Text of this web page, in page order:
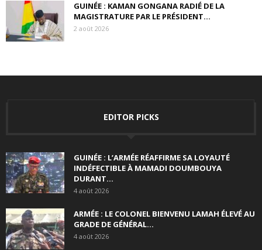
GUINÉE : KAMAN GONGANA RADIÉ DE LA
MAGISTRATURE PAR LE PRÉSIDENT...
2 août 2026
EDITOR PICKS
GUINÉE : L’ARMÉE RÉAFFIRME SA LOYAUTÉ
INDÉFECTIBLE À MAMADI DOUMBOUYA
DURANT...
4 août 2026
ARMÉE : LE COLONEL BIENVENU LAMAH ÉLEVÉ AU
GRADE DE GÉNÉRAL...
4 août 2026